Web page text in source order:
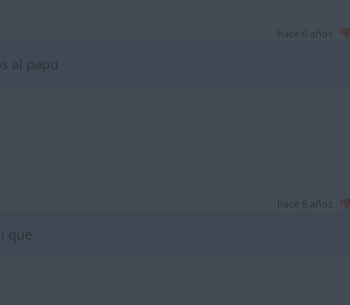
hace 6 años
al papu
hace 6 años
que